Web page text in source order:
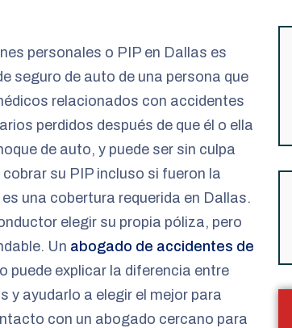
personales o PIP en Dallas es
seguro de auto de una persona que
relacionados con accidentes
perdidos después de que él o ella
de auto, y puede ser sin culpa
su PIP incluso si fueron la
una cobertura requerida en Dallas.
elegir su propia póliza, pero
Un abogado de accidentes de
puede explicar la diferencia entre
y ayudarlo a elegir el mejor para
con un abogado cercano para